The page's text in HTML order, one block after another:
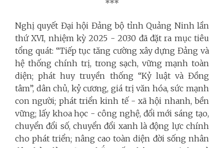
***
Nghị quyết Đại hội Đảng bộ tỉnh Quảng Ninh lần
thứ XVI, nhiệm kỳ 2025 - 2030 đã đặt ra mục tiêu
tổng quát: “Tiếp tục tăng cường xây dựng Đảng và
hệ thống chính trị, trong sạch, vững mạnh toàn
diện; phát huy truyền thống “Kỷ luật và Đồng
tâm”, dân chủ, kỷ cương, giá trị văn hóa, sức mạnh
con người; phát triển kinh tế - xã hội nhanh, bền
vững; lấy khoa học - công nghệ, đổi mới sáng tạo,
chuyển đổi số, chuyển đổi xanh là động lực chính
cho phát triển; nâng cao toàn diện đời sống nhân